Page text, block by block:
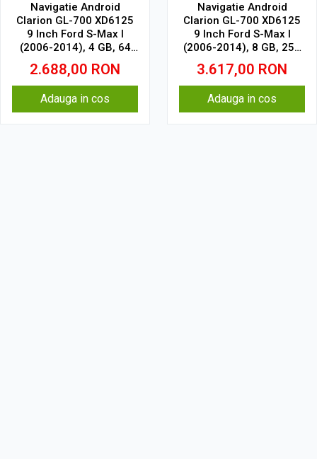
Navigatie Android
Clarion GL-700 XD6125
9 Inch Ford S-Max I
(2006-2014), 4 GB, 64
GB, QLED 2K
2.688,00 RON
Adauga in cos
Navigatie Android
Clarion GL-700 XD6125
9 Inch Ford S-Max I
(2006-2014), 8 GB, 256
GB, QLED 2K
3.617,00 RON
Adauga in cos